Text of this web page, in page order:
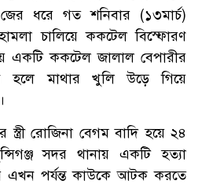
ধরে গত শনিবার (১৩মার্চ)
চালিয়ে ককটেল বিস্ফোরণ
একটি ককটেল জালাল বেপারীর
হলে মাথার খুলি উড়ে গিয়ে
রোজিনা বেগম বাদি হয়ে ২৪
সদর থানায় একটি হত্যা
এখন পর্যন্ত কাউকে আটক করতে